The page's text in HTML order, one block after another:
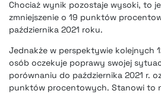
Chociaż wynik pozostaje wysoki, to
zmniejszenie o 19 punktów
października 2021 roku.
Jednakże w perspektywie kolejnych
osób oczekuje poprawy swojej
porównaniu do października 2021 r.
punktów procentowych. Stanowi to